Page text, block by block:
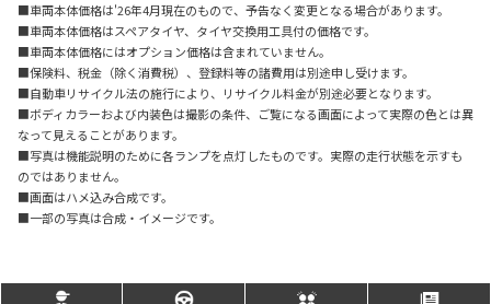
■車両本体価格は'26年4月現在のもので、予告なく変更となる場合があります。
■車両本体価格はスペアタイヤ、タイヤ交換用工具付の価格です。
■車両本体価格にはオプション価格は含まれていません。
■保険料、税金（除く消費税）、登録料等の諸費用は別途申し受けます。
■自動車リサイクル法の施行により、リサイクル料金が別途必要となります。
■ボディカラーおよび内装色は撮影の条件、ご覧になる画面によって実際の色とは異
なって見えることがあります。
■写真は機能説明のために各ランプを点灯したものです。実際の走行状態を示すも
のではありません。
■画面はハメ込み合成です。
■一部の写真は合成・イメージです。